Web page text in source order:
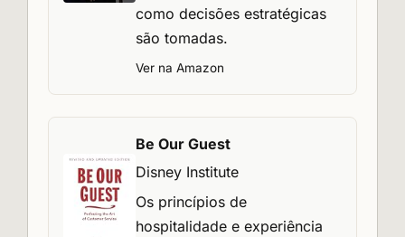
como decisões estratégicas
são tomadas.
Ver na Amazon
Be Our Guest
Disney Institute
Os princípios de
hospitalidade e experiência